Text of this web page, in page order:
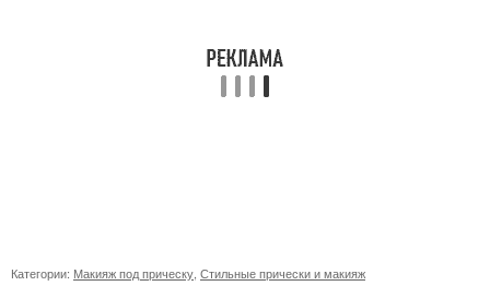
Категории: Макияж под прическу Стильные прически и макияж